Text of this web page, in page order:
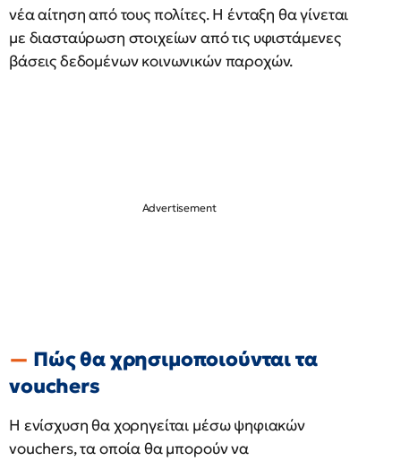
νέα αίτηση από τους πολίτες. Η ένταξη θα γίνεται
με διασταύρωση στοιχείων από τις υφιστάμενες
βάσεις δεδομένων κοινωνικών παροχών.
Πώς θα χρησιμοποιούνται τα
vouchers
Η ενίσχυση θα χορηγείται μέσω ψηφιακών
vouchers, τα οποία θα μπορούν να